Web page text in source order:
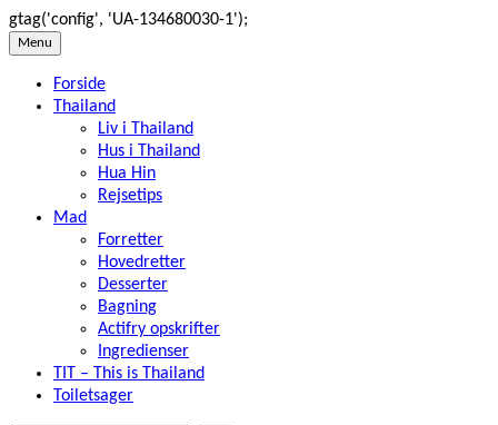
gtag('config', 'UA-134680030-1');
Skip
content
Menu
Forside
Thailand
Liv i Thailand
Hus i Thailand
Hua Hin
Rejsetips
Mad
Forretter
Hovedretter
Desserter
Bagning
Actifry opskrifter
Ingredienser
TIT – This is Thailand
Toiletsager